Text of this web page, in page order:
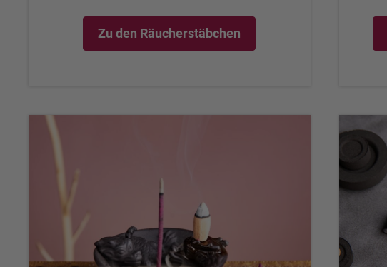
Zu den Räucherstäbchen